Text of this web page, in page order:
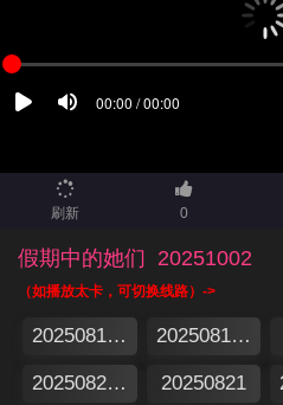
刷新 0
假期中的她们 20251002
（如播放太卡，可切换线路）->
20250813集结篇 20250813特别企划
20250820假期日记 20250821